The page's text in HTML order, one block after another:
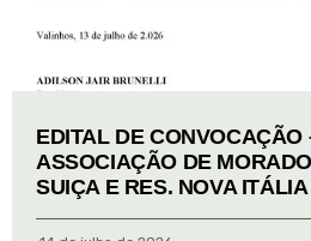
EDITAL DE CONVOCAÇÃO
ASSOCIAÇÃO DE
SUIÇA E RES. NOVA ITÁLIA